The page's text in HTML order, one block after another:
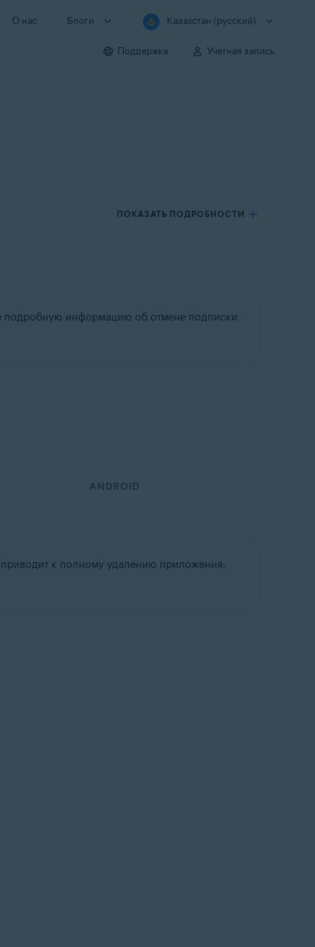
О нас Блоги Казахстан (русский)
Поддержка Учетная запись
ПОКАЗАТЬ ПОДРОБНОСТИ
подробную информацию об отмене подписки
ANDROID
к полному удалению приложения.